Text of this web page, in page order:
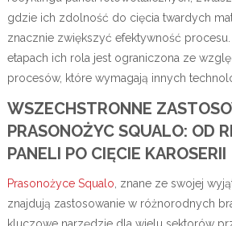
gdzie ich zdolność do cięcia twardych
znacznie zwiększyć efektywność
etapach ich rola jest ograniczona ze
procesów, które wymagają innych
WSZECHSTRONNE
PRASONOŻYC SQUALO: OD
PANELI PO CIĘCIE KAROSERII
Prasonożyce Squalo, znane ze swojej
znajdują zastosowanie w różnorodnych